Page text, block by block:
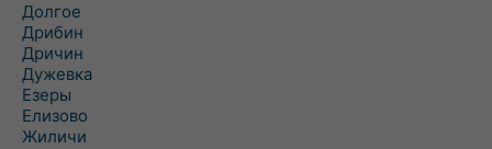
Долгое
Дрибин
Дричин
Дужевка
Езеры
Елизово
Жиличи